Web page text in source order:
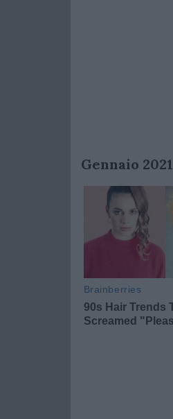
Gennaio 2021